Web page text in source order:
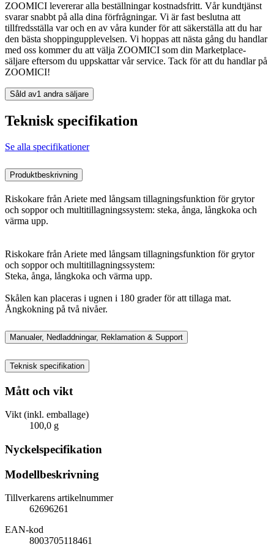
ZOOMICI levererar alla beställningar kostnadsfritt. Vår kundtjänst
svarar snabbt på alla dina förfrågningar. Vi är fast beslutna att
tillfredsställa var och en av våra kunder för att säkerställa att du har
den bästa shoppingupplevelsen. Vi hoppas att nästa gång du handlar
med oss kommer du att välja ZOOMICI som din Marketplace-
säljare eftersom du uppskattar vår service. Tack för att du handlar på
ZOOMICI!
Såld av1 andra säljare
Teknisk specifikation
Se alla specifikationer
Produktbeskrivning
Riskokare från Ariete med långsam tillagningsfunktion för grytor
och soppor och multitillagningssystem: steka, ånga, långkoka och
värma upp.
Riskokare från Ariete med långsam tillagningsfunktion för grytor
och soppor och multitillagningssystem:
Steka, ånga, långkoka och värma upp.
Skålen kan placeras i ugnen i 180 grader för att tillaga mat.
Ångkokning på två nivåer.
Manualer, Nedladdningar, Reklamation & Support
Teknisk specifikation
Mått och vikt
Vikt (inkl. emballage)
100,0 g
Nyckelspecifikation
Modellbeskrivning
Tillverkarens artikelnummer
62696261
EAN-kod
8003705118461